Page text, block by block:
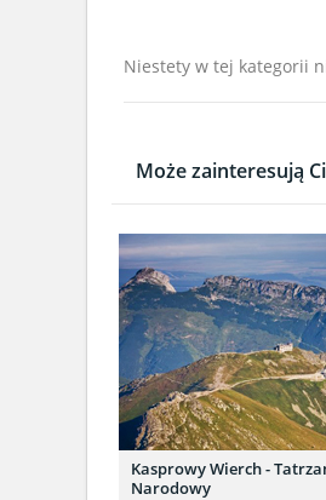
Niestety w tej kategorii
Może zainteresują
Kasprowy Wierch -
Narodowy